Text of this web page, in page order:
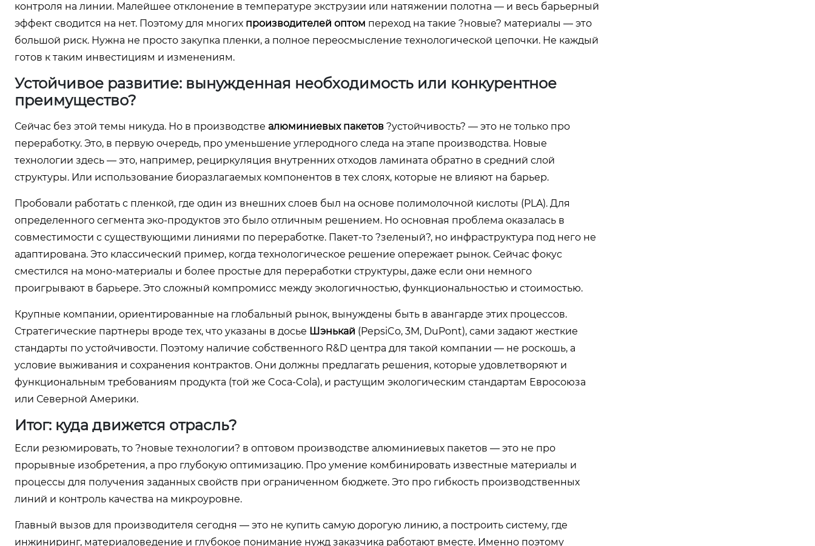
контроля на линии. Малейшее отклонение в температуре экструзии или натяжении полотна — и весь барьерный
эффект сводится на нет. Поэтому для многих производителей оптом переход на такие ?новые? материалы — это
большой риск. Нужна не просто закупка пленки, а полное переосмысление технологической цепочки. Не каждый
готов к таким инвестициям и изменениям.
Устойчивое развитие: вынужденная необходимость или конкурентное
преимущество?
Сейчас без этой темы никуда. Но в производстве алюминиевых пакетов ?устойчивость? — это не только про
переработку. Это, в первую очередь, про уменьшение углеродного следа на этапе производства. Новые
технологии здесь — это, например, рециркуляция внутренних отходов ламината обратно в средний слой
структуры. Или использование биоразлагаемых компонентов в тех слоях, которые не влияют на барьер.
Пробовали работать с пленкой, где один из внешних слоев был на основе полимолочной кислоты (PLA). Для
определенного сегмента эко-продуктов это было отличным решением. Но основная проблема оказалась в
совместимости с существующими линиями по переработке. Пакет-то ?зеленый?, но инфраструктура под него не
адаптирована. Это классический пример, когда технологическое решение опережает рынок. Сейчас фокус
сместился на моно-материалы и более простые для переработки структуры, даже если они немного
проигрывают в барьере. Это сложный компромисс между экологичностью, функциональностью и стоимостью.
Крупные компании, ориентированные на глобальный рынок, вынуждены быть в авангарде этих процессов.
Стратегические партнеры вроде тех, что указаны в досье Шэнькай (PepsiCo, 3M, DuPont), сами задают жесткие
стандарты по устойчивости. Поэтому наличие собственного R&D центра для такой компании — не роскошь, а
условие выживания и сохранения контрактов. Они должны предлагать решения, которые удовлетворяют и
функциональным требованиям продукта (той же Coca-Cola), и растущим экологическим стандартам Евросоюза
или Северной Америки.
Итог: куда движется отрасль?
Если резюмировать, то ?новые технологии? в оптовом производстве алюминиевых пакетов — это не про
прорывные изобретения, а про глубокую оптимизацию. Про умение комбинировать известные материалы и
процессы для получения заданных свойств при ограниченном бюджете. Это про гибкость производственных
линий и контроль качества на микроуровне.
Главный вызов для производителя сегодня — это не купить самую дорогую линию, а построить систему, где
инжиниринг, материаловедение и глубокое понимание нужд заказчика работают вместе. Именно поэтому